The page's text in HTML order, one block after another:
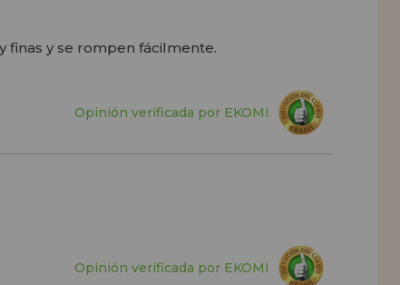
finas y se rompen fácilmente.
Opinión verificada por EKOMI
Opinión verificada por EKOMI